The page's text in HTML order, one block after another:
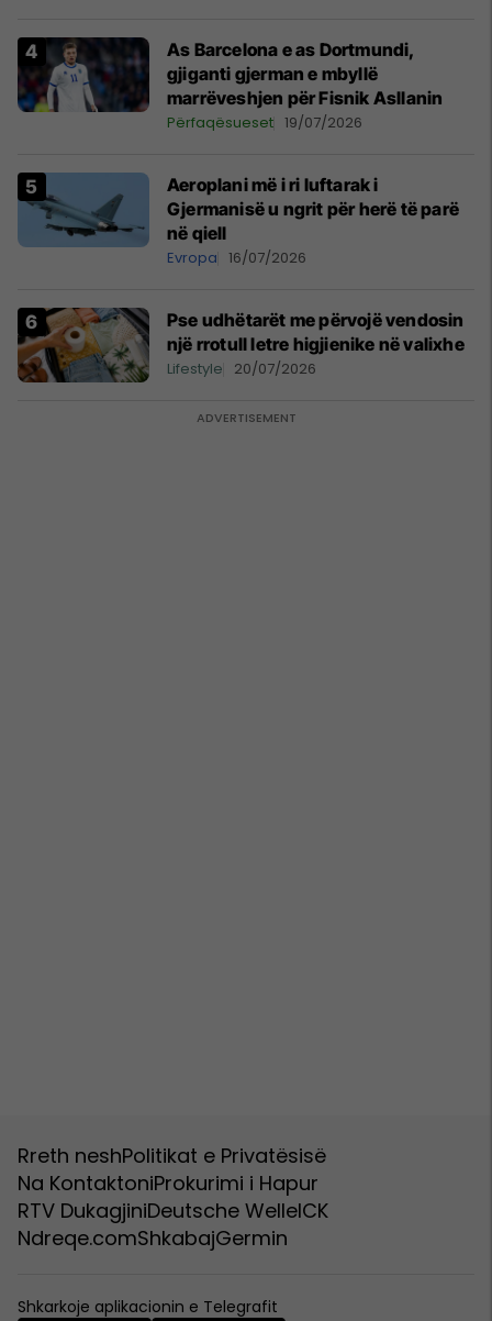
As Barcelona e as Dortmundi,
gjiganti gjerman e mbyllë
marrëveshjen për Fisnik Asllanin
Përfaqësueset 19/07/2026
Aeroplani më i ri luftarak i
Gjermanisë u ngrit për herë të parë
në qiell
Evropa 16/07/2026
Pse udhëtarët me përvojë vendosin
një rrotull letre higjienike në valixhe
Lifestyle 20/07/2026
Rreth neshPolitikat e Privatësisë
Na KontaktoniProkurimi i Hapur
RTV DukagjiniDeutsche WelleICK
Ndreqe.comShkabajGermin
Shkarkoje aplikacionin e Telegrafit